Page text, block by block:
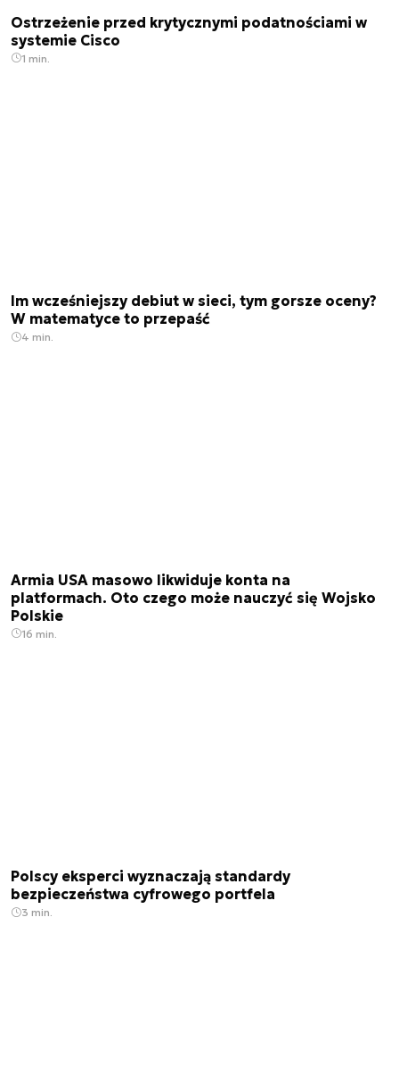
Ostrzeżenie przed krytycznymi podatnościami w
systemie Cisco
1 min.
Im wcześniejszy debiut w sieci, tym gorsze oceny?
W matematyce to przepaść
4 min.
Armia USA masowo likwiduje konta na
platformach. Oto czego może nauczyć się Wojsko
Polskie
16 min.
Polscy eksperci wyznaczają standardy
bezpieczeństwa cyfrowego portfela
3 min.